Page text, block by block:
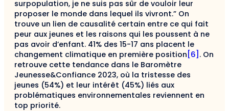
surpopulation, je ne suis pas sûr de vouloir leur
proposer le monde dans lequel ils vivront.” On
trouve un lien de causalité certain entre ce qui fait
peur aux jeunes et les raisons qui les poussent à ne
pas avoir d’enfant. 41% des 15-17 ans placent le
changement climatique en première position [6] . On
retrouve cette tendance dans le Baromètre
Jeunesse&Confiance 2023, où la tristesse des
jeunes (54%) et leur intérêt (45%) liés aux
problématiques environnementales reviennent en
top priorité.